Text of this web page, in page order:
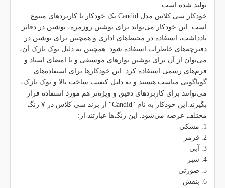
تولید شده است.
خودکار سی کلاس مدل Candid یک خودکار با کاربردهای متنوع
است. این خودکار می‌تواند برای نوشتن روزمره، نوشتن در دفاتر
یادداشت، استفاده در محیط‌های اداری و همچنین برای نوشتن در
دفترچه‌های خاطرات استفاده شود. همچنین به دلیل نوک نازک آن،
می‌توان از آن برای نوشتن نوارهای موسیقی و یا امضای اسناد و
فرم‌های رسمی استفاده کرد. این خودکارها برای استفاده‌های
گوناگونی مناسب هستند و به دلیل کیفیت ساخت بالا و نوک نازک،
می‌توانند برای کاربردهای دقیق و ویژه‌تر هم مورد استفاده قرار
بگیرند.این خودکار به نام "Candid" از برند سی کلاس در ۷ رنگ
مختلف عرضه می‌شود. این رنگ‌ها عبارتند از:
1. مشکی
2. قرمز
3. آبی
4. سبز
5. صورتی
6. بنفش